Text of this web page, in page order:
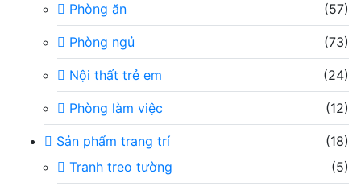
Phòng ăn (57)
Phòng ngủ (73)
Nội thất trẻ em (24)
Phòng làm việc (12)
Sản phẩm trang trí
(18)
Tranh treo tường
(5)